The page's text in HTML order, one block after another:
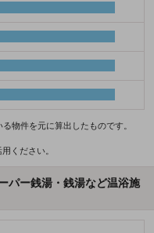
物件を元に算出したものです。
ください。
パー銭湯・銭湯など温浴施